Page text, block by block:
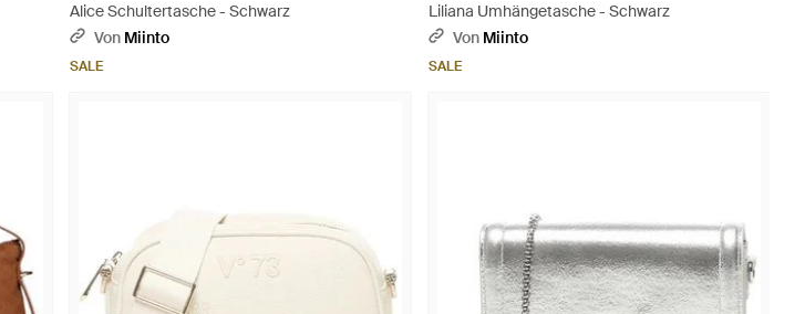
Alice Schultertasche - Schwarz
Von Miinto
SALE
Liliana Umhängetasche - Schwarz
Von Miinto
SALE